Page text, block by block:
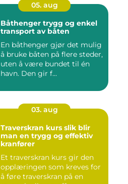
05. aug
Båthenger trygg og enkel
transport av båten
En båthenger gjør det mulig
å bruke båten på flere steder,
uten å være bundet til én
havn. Den gir f...
03. aug
Traverskran kurs slik blir
man en trygg og effektiv
kranfører
Et traverskran kurs gir den
opplæringen som kreves for
å føre traverskran på en